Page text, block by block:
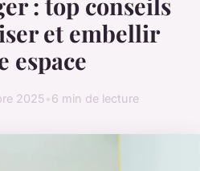
et embellir
espace
2025 6 min de lecture